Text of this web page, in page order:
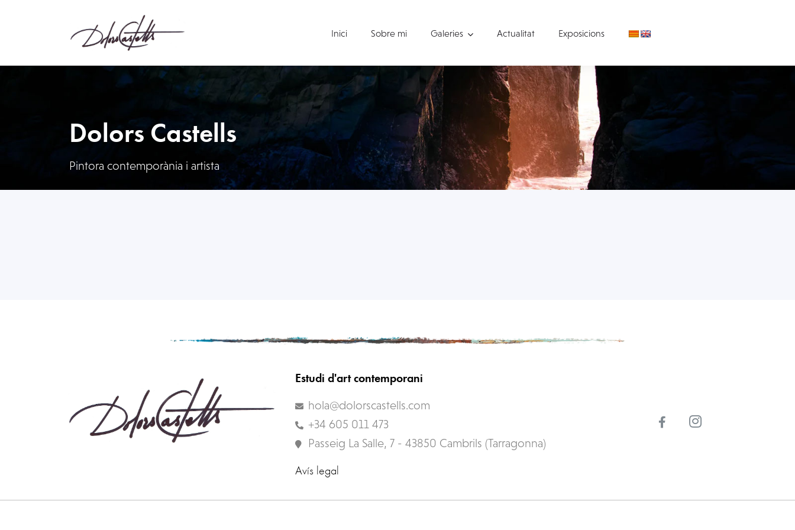
Inici Sobre mi Galeries Actualitat Exposicions
Dolors Castells
Pintora contemporània i artista
Estudi d'art contemporani
hola@dolorscastells.com
+34 605 011 473
Passeig La Salle, 7 - 43850 Cambrils (Tarragonna)
Avís legal